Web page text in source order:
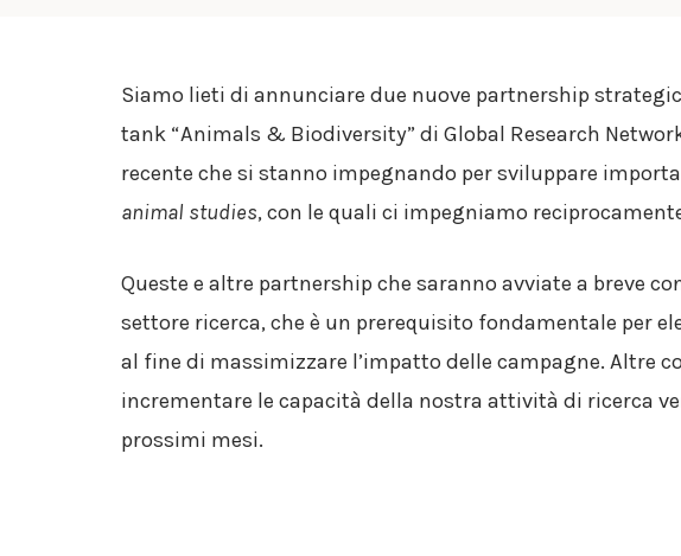
Siamo lieti di annunciare due nuove partnership
tank “Animals & Biodiversity” di Global Research
recente che si stanno impegnando per sviluppare
animal studies, con le quali ci impegniamo
Queste e altre partnership che saranno avviate a breve
settore ricerca, che è un prerequisito fondamentale per
al fine di massimizzare l’impatto delle campagne. Altre
incrementare le capacità della nostra attività di ricerca
prossimi mesi.